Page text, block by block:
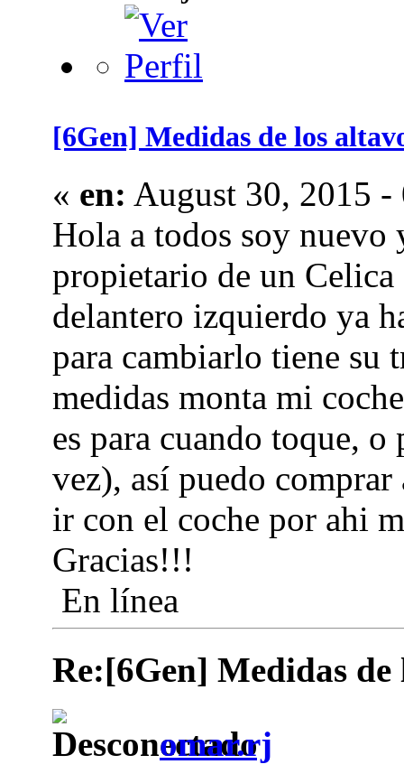
[6Gen] Medidas de los
« en: August 30, 2015 -
Hola a todos soy nuevo
propietario de un
delantero izquierdo ya
para cambiarlo tiene su
medidas monta mi
es para cuando toque,
vez), así puedo comprar
ir con el coche por ahi
Gracias!!!
En línea
Re:[6Gen] Medidas de
omar.rj